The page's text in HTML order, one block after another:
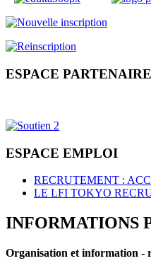
ESPACE
ESPACE EMPLOI
RECRUTEMENT :
LE LFI TOKYO
INFORMATIONS
Organisation et information -